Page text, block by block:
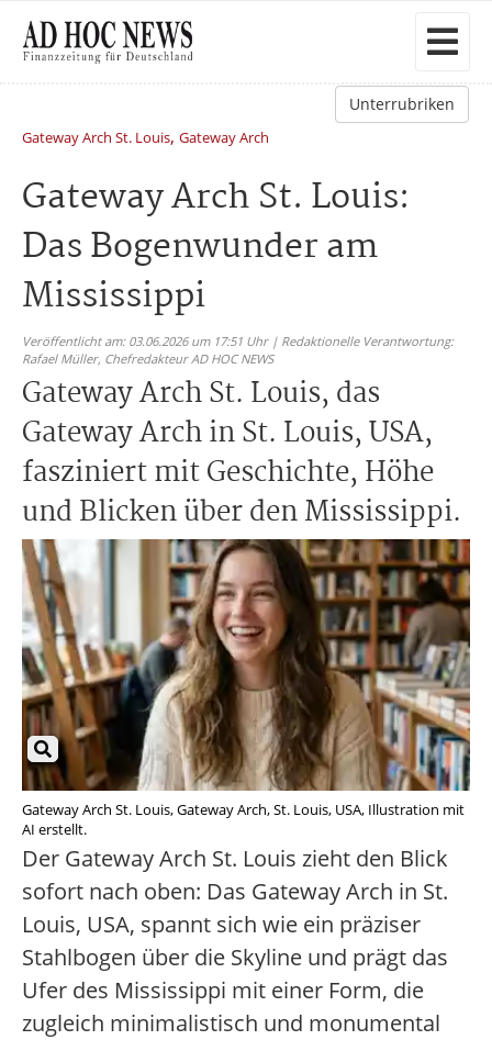
Unterrubriken
Gateway Arch St. Louis, Gateway Arch
Gateway Arch St. Louis:
Das Bogenwunder am
Mississippi
Veröffentlicht am: 03.06.2026 um 17:51 Uhr | Redaktionelle Verantwortung:
Rafael Müller, Chefredakteur AD HOC NEWS
Gateway Arch St. Louis, das
Gateway Arch in St. Louis, USA,
fasziniert mit Geschichte, Höhe
und Blicken über den Mississippi.
Gateway Arch St. Louis, Gateway Arch, St. Louis, USA, Illustration mit
AI erstellt.
Der Gateway Arch St. Louis zieht den Blick
sofort nach oben: Das Gateway Arch in St.
Louis, USA, spannt sich wie ein präziser
Stahlbogen über die Skyline und prägt das
Ufer des Mississippi mit einer Form, die
zugleich minimalistisch und monumental